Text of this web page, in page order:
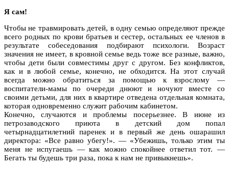
Я сам!
Чтобы не травмировать детей, в одну семью определяют прежде
всего родных по крови братьев и сестер, остальных ее членов в
результате собеседования подбирают психологи. Возраст
значения не имеет, в кровной семье ведь тоже все разные, важно,
чтобы дети были совместимы друг с другом. Без конфликтов,
как и в любой семье, конечно, не обходится. На этот случай
всегда можно обратиться за помощью к взрослому —
воспитатели-мамы по очереди днюют и ночуют вместе со
своими детьми, для них в квартире отведена отдельная комната,
которая одновременно служит рабочим кабинетом.
Конечно, случаются и проблемы посерьезнее. В июне из
петрозаводского приюта в детский дом попал
четырнадцатилетний паренек и в первый же день ошарашил
директора: «Все равно убегу!». — «Убежишь, только этим ты
меня не испугаешь — как можно спокойнее ответил тот. —
Бегать ты будешь три раза, пока к нам не привыкнешь».